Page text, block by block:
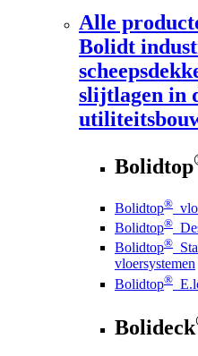
Alle
Bolidt
slijtlagen in
Bolidtop
Bolidtop®
Bolidtop®
Bolidtop®
vloersystemen
Bolidtop®
Bolideck